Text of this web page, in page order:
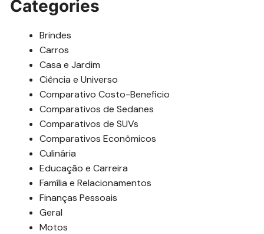
Categories
Brindes
Carros
Casa e Jardim
Ciência e Universo
Comparativo Costo-Beneficio
Comparativos de Sedanes
Comparativos de SUVs
Comparativos Econômicos
Culinária
Educação e Carreira
Família e Relacionamentos
Finanças Pessoais
Geral
Motos